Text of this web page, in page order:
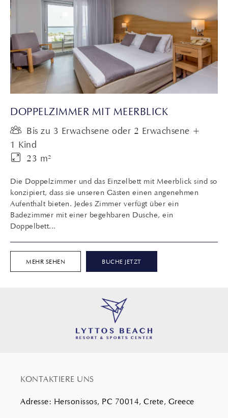
DOPPELZIMMER MIT MEERBLICK
Bis zu 3 Erwachsene oder 2 Erwachsene +
1 Kind
23 m²
Die Doppelzimmer und das Einzelbett mit Meerblick sind so
konzipiert, dass sie unseren Gästen einen angenehmen
Aufenthalt bieten. Jedes Zimmer verfügt über ein
Badezimmer mit einer begehbaren Dusche, ein
Doppelbett...
MEHR SEHEN BUCHE JETZT
KONTAKTIERE UNS
Adresse: Hersonissos, PC 70014, Crete, Greece